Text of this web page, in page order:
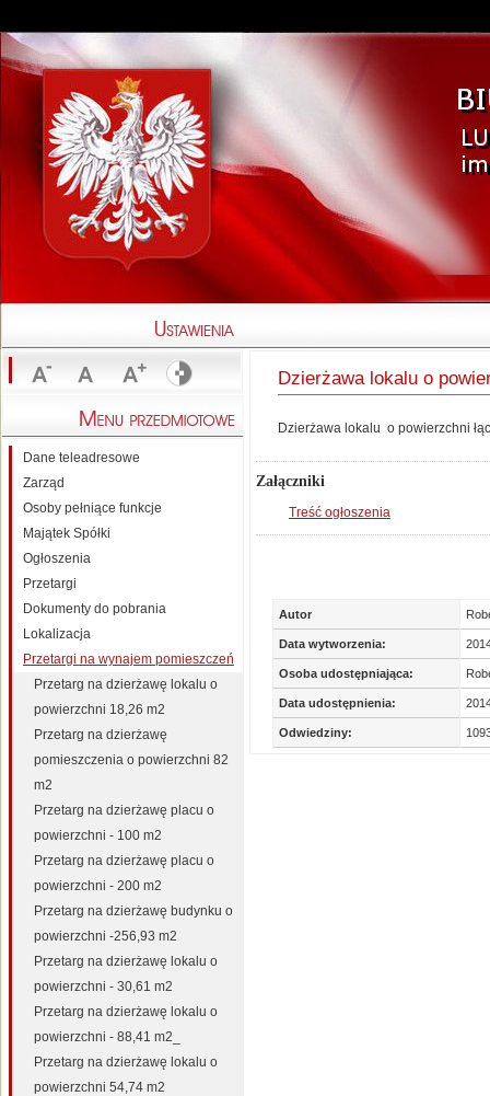
Dzierżawa lokalu o
Dzierżawa lokalu o powierzchni
Załączniki
Treść ogłoszenia
Autor
Data wytworzenia:
Osoba udostępniająca:
Data udostępnienia:
Odwiedziny:
Dane teleadresowe
Zarząd
Osoby pełniące funkcje
Majątek Spółki
Ogłoszenia
Przetargi
Dokumenty do pobrania
Lokalizacja
Przetargi na wynajem pomieszczeń
Przetarg na dzierżawę lokalu o
powierzchni 18,26 m2
Przetarg na dzierżawę
pomieszczenia o powierzchni 82
m2
Przetarg na dzierżawę placu o
powierzchni - 100 m2
Przetarg na dzierżawę placu o
powierzchni - 200 m2
Przetarg na dzierżawę budynku o
powierzchni -256,93 m2
Przetarg na dzierżawę lokalu o
powierzchni - 30,61 m2
Przetarg na dzierżawę lokalu o
powierzchni - 88,41 m2_
Przetarg na dzierżawę lokalu o
powierzchni 54,74 m2